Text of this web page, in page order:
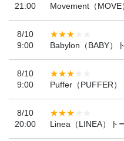
21:00
Movement（
8/10
9:00
Babylon（BABY）
8/10
9:00
Puffer（PUFFER
8/10
20:00
Linea（LINEA）ト